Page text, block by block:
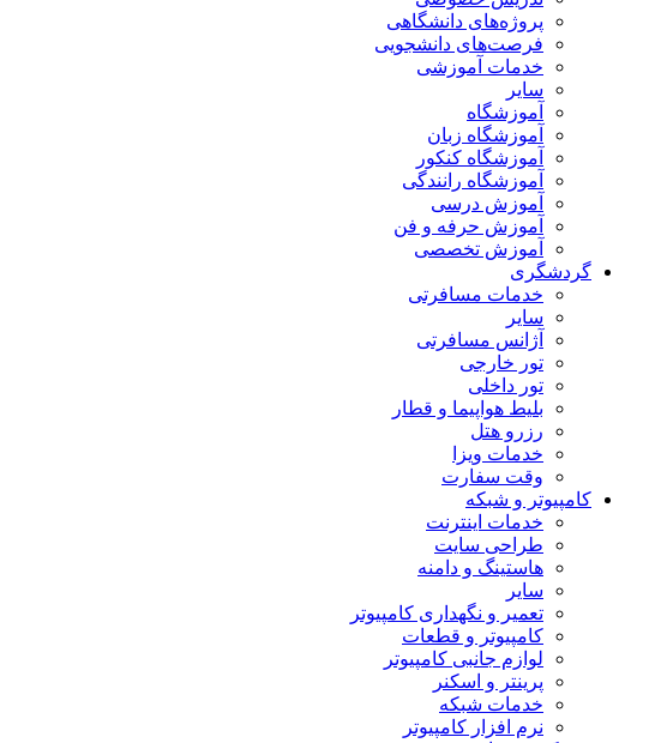
پروژه‌های دانشگاهی
فرصت‌های دانشجویی
خدمات آموزشی
سایر
آموزشگاه
آموزشگاه زبان
آموزشگاه کنکور
آموزشگاه رانندگی
آموزش درسی
آموزش حرفه و فن
آموزش تخصصی
گردشگری
خدمات مسافرتی
سایر
آژانس مسافرتی
تور خارجی
تور داخلی
بلیط هواپیما و قطار
رزرو هتل
خدمات ویزا
وقت سفارت
کامپیوتر و شبکه
خدمات اینترنت
طراحی سایت
هاستینگ و دامنه
سایر
تعمیر و نگهداری کامپیوتر
کامپیوتر و قطعات
لوازم جانبی کامپیوتر
پرینتر و اسکنر
خدمات شبکه
نرم افزار کامپیوتر